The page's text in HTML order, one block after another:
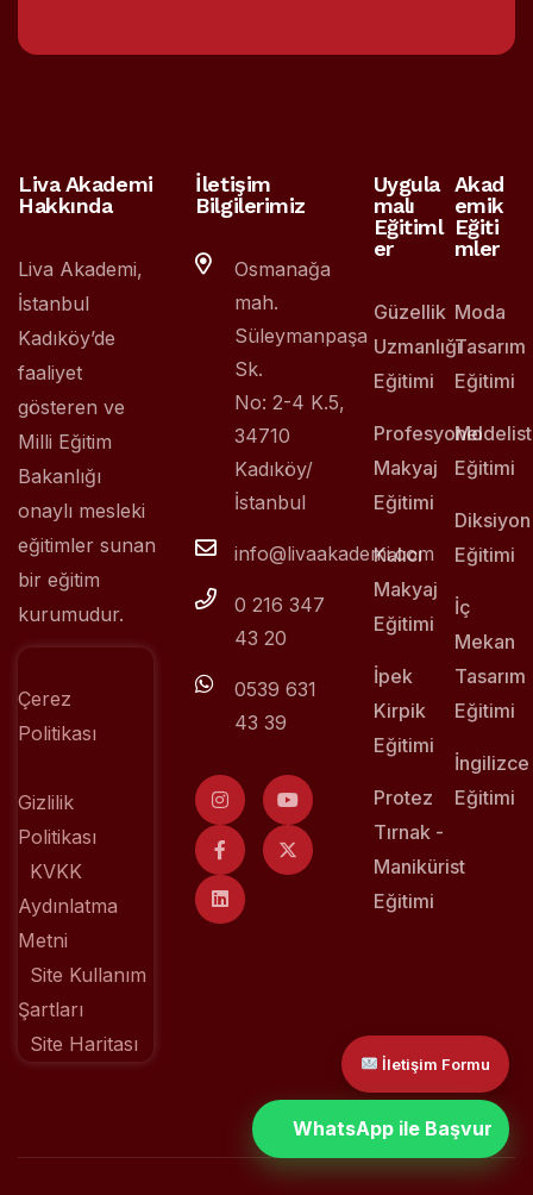
Liva Akademi
Hakkında
Liva Akademi,
İstanbul
Kadıköy’de
faaliyet
gösteren ve
Milli Eğitim
Bakanlığı
onaylı mesleki
eğitimler sunan
bir eğitim
kurumudur.
Çerez
Politikası
Gizlilik
Politikası
KVKK
Aydınlatma
Metni
Site Kullanım
Şartları
Site Haritası
İletişim
Bilgilerimiz
Osmanağa
mah.
Süleymanpaşa
Sk.
No: 2-4 K.5,
34710
Kadıköy/
İstanbul
info@livaakademi.com
0 216 347
43 20
0539 631
43 39
Uygula
malı
Eğitiml
er
Güzellik
Uzmanlığı
Eğitimi
Profesyonel
Makyaj
Eğitimi
Kalıcı
Makyaj
Eğitimi
İpek
Kirpik
Eğitimi
Protez
Tırnak -
Manikürist
Eğitimi
Akad
emik
Eğiti
mler
Moda
Tasarım
Eğitimi
Eğitimi
Diksiyon
Eğitimi
İç
Mekan
Tasarım
Eğitimi
İngilizce
Eğitimi
WhatsApp ile Başvur
İletişim Formu